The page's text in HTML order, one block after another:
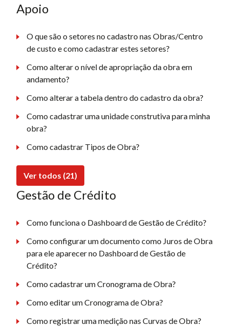
Apoio
O que são o setores no cadastro nas Obras/Centro
de custo e como cadastrar estes setores?
Como alterar o nível de apropriação da obra em
andamento?
Como alterar a tabela dentro do cadastro da obra?
Como cadastrar uma unidade construtiva para minha
obra?
Como cadastrar Tipos de Obra?
Ver todos (21)
Gestão de Crédito
Como funciona o Dashboard de Gestão de Crédito?
Como configurar um documento como Juros de Obra
para ele aparecer no Dashboard de Gestão de
Crédito?
Como cadastrar um Cronograma de Obra?
Como editar um Cronograma de Obra?
Como registrar uma medição nas Curvas de Obra?